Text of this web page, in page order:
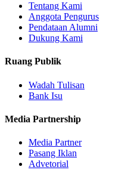
Tentang Kami
Anggota Pengurus
Pendataan Alumni
Dukung Kami
Ruang Publik
Wadah Tulisan
Bank Isu
Media Partnership
Media Partner
Pasang Iklan
Advetorial